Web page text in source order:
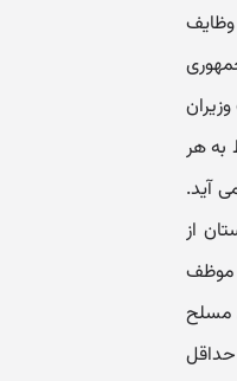
به انتخاب مجمع نمایندگان استان (بدون حق رأی). ماده ۴ - وظایف
جمهوری
وزیران
مربوط به هر
آید.
از
آورد. ماده ۷ - دبیر شورا موظف
مسلح
رأی دعوت به عمل آورد. ماده ۸ - شورا حداقل